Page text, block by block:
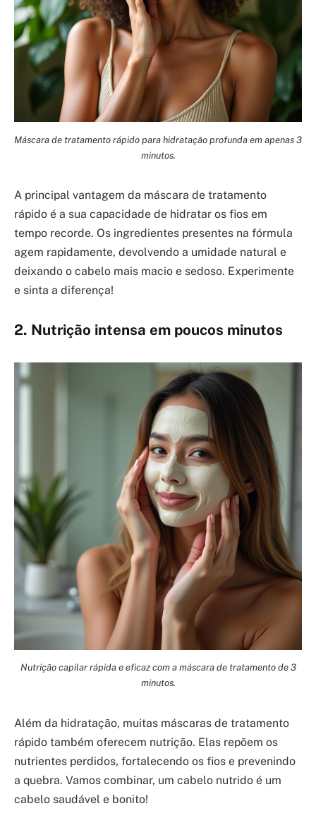
Máscara de tratamento rápido para hidratação profunda em apenas 3
minutos.
A principal vantagem da máscara de tratamento
rápido é a sua capacidade de hidratar os fios em
tempo recorde. Os ingredientes presentes na fórmula
agem rapidamente, devolvendo a umidade natural e
deixando o cabelo mais macio e sedoso. Experimente
e sinta a diferença!
2. Nutrição intensa em poucos minutos
Nutrição capilar rápida e eficaz com a máscara de tratamento de 3
minutos.
Além da hidratação, muitas máscaras de tratamento
rápido também oferecem nutrição. Elas repõem os
nutrientes perdidos, fortalecendo os fios e prevenindo
a quebra. Vamos combinar, um cabelo nutrido é um
cabelo saudável e bonito!